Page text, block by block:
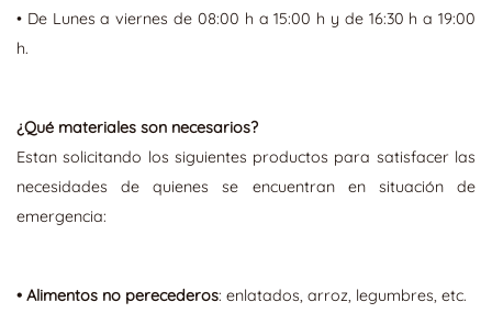
• De Lunes a viernes de 08:00 h a 15:00 h y de 16:30 h a 19:00
h.
¿Qué materiales son necesarios?
Estan solicitando los siguientes productos para satisfacer las
necesidades de quienes se encuentran en situación de
emergencia:
• Alimentos no perecederos: enlatados, arroz, legumbres, etc.